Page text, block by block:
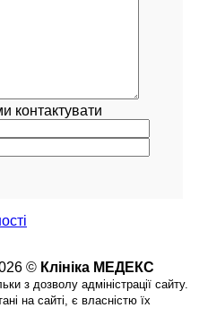
контактувати
© Клініка МЕДЕКС
з дозволу адміністрації сайту.
на сайті, є власністю їх